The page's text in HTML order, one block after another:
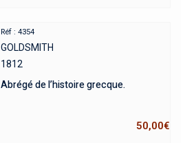
Réf : 4354
GOLDSMITH
1812
Abrégé de l’histoire grecque.
50,00€